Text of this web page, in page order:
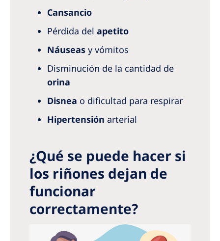
Cansancio
Pérdida del apetito
Náuseas y vómitos
Disminución de la cantidad de
orina
Disnea o dificultad para respirar
Hipertensión arterial
¿Qué se puede hacer si
los riñones dejan de
funcionar
correctamente?